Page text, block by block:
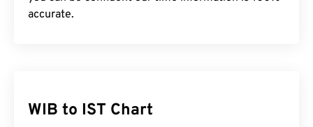
accurate.
WIB to IST Chart